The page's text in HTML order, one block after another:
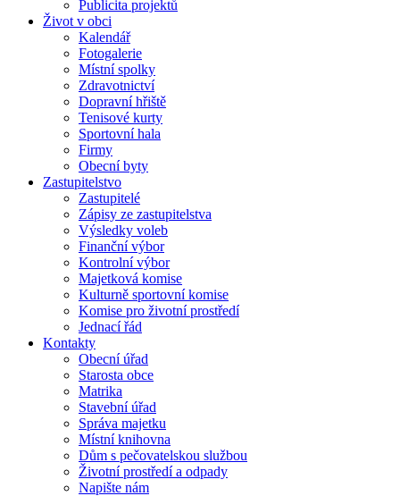
Publicita projektů
Život v obci
Kalendář
Fotogalerie
Místní spolky
Zdravotnictví
Dopravní hřiště
Tenisové kurty
Sportovní hala
Firmy
Obecní byty
Zastupitelstvo
Zastupitelé
Zápisy ze zastupitelstva
Výsledky voleb
Finanční výbor
Kontrolní výbor
Majetková komise
Kulturně sportovní komise
Komise pro životní prostředí
Jednací řád
Kontakty
Obecní úřad
Starosta obce
Matrika
Stavební úřad
Správa majetku
Místní knihovna
Dům s pečovatelskou službou
Životní prostředí a odpady
Napište nám